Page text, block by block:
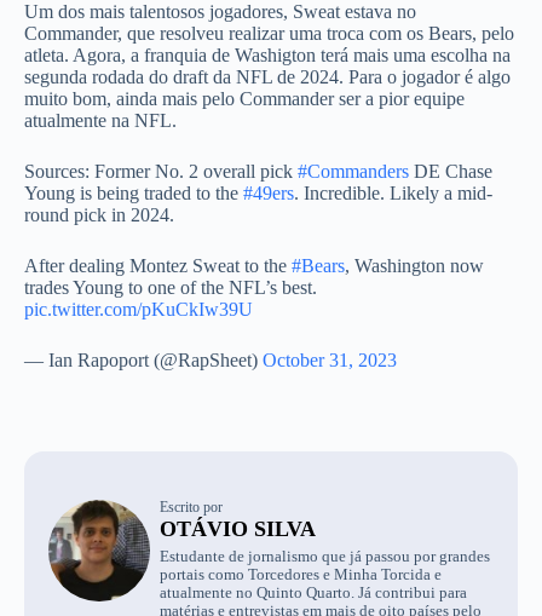
Um dos mais talentosos jogadores, Sweat estava no
Commander, que resolveu realizar uma troca com os Bears, pelo
atleta. Agora, a franquia de Washigton terá mais uma escolha na
segunda rodada do draft da NFL de 2024. Para o jogador é algo
muito bom, ainda mais pelo Commander ser a pior equipe
atualmente na NFL.
Sources: Former No. 2 overall pick #Commanders DE Chase
Young is being traded to the #49ers. Incredible. Likely a mid-
round pick in 2024.
After dealing Montez Sweat to the #Bears, Washington now
trades Young to one of the NFL’s best.
pic.twitter.com/pKuCkIw39U
— Ian Rapoport (@RapSheet) October 31, 2023
Escrito por
OTÁVIO SILVA
Estudante de jornalismo que já passou por grandes
portais como Torcedores e Minha Torcida e
atualmente no Quinto Quarto. Já contribui para
matérias e entrevistas em mais de oito países pelo